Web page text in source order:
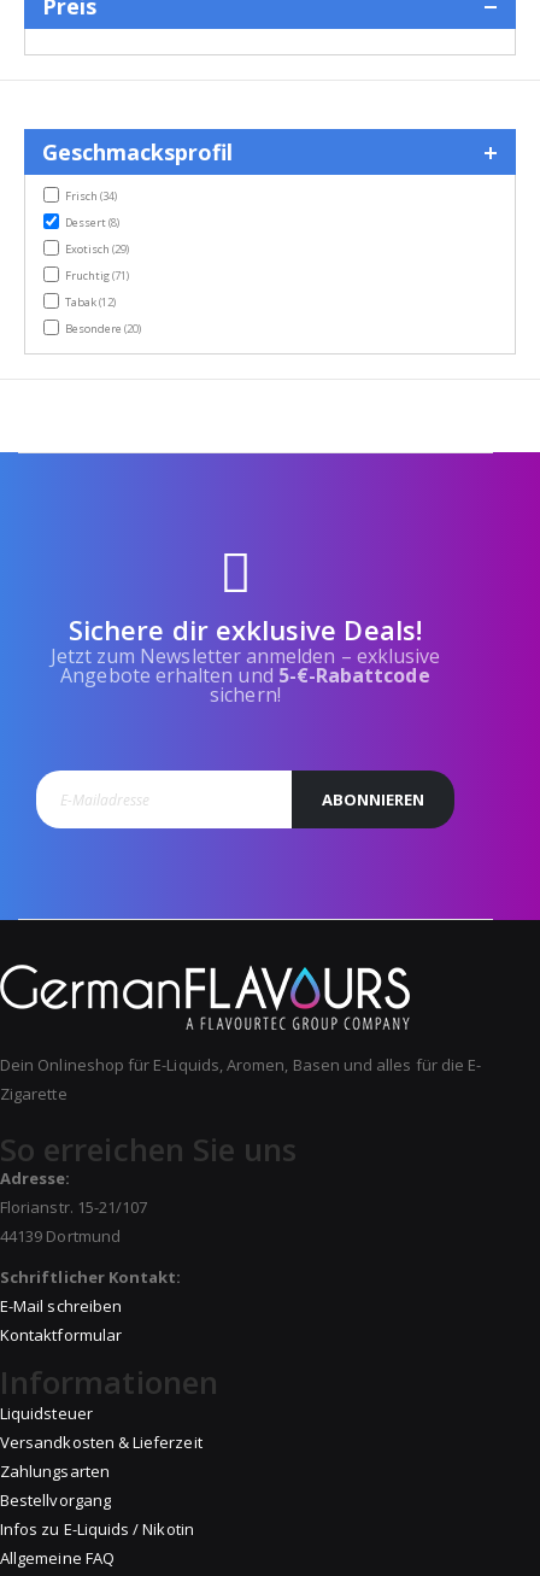
Preis
Geschmacksprofil
Frisch(34)items
Dessert(8)items
Exotisch(29)items
Fruchtig(71)items
Tabak(12)items
Besondere(20)items
Sichere dir exklusive Deals!
Jetzt zum Newsletter anmelden – exklusive
Angebote erhalten und 5-€-Rabattcode
sichern!
ABONNIEREN
Dein Onlineshop für E-Liquids, Aromen, Basen und alles für die E-
Zigarette
So erreichen Sie uns
Adresse:
Florianstr. 15-21/107
44139 Dortmund
Schriftlicher Kontakt:
E-Mail schreiben
Kontaktformular
Informationen
Liquidsteuer
Versandkosten & Lieferzeit
Zahlungsarten
Bestellvorgang
Infos zu E-Liquids / Nikotin
Allgemeine FAQ